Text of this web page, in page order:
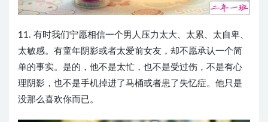
11. 有时我们宁愿相信一个男人压力太大、太累、太自卑、
太敏感。有童年阴影或者太爱前女友，却不愿承认一个简
单的事实。是的，他不是太忙，也不是受过伤，不是有心
理阴影，也不是手机掉进了马桶或者患了失忆症。他只是
没那么喜欢你而已。